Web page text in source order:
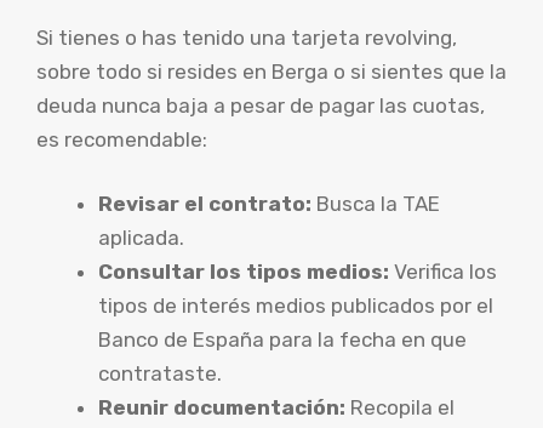
Si tienes o has tenido una tarjeta revolving,
sobre todo si resides en Berga o si sientes que la
deuda nunca baja a pesar de pagar las cuotas,
es recomendable:
Revisar el contrato: Busca la TAE
aplicada.
Consultar los tipos medios: Verifica los
tipos de interés medios publicados por el
Banco de España para la fecha en que
contrataste.
Reunir documentación: Recopila el